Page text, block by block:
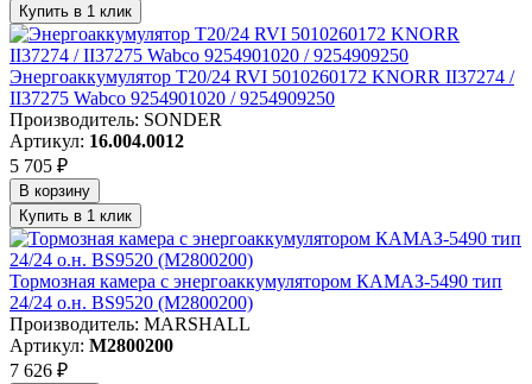
Купить в 1 клик
Энергоаккумулятор T20/24 RVI 5010260172 KNORR II37274 /
II37275 Wabco 9254901020 / 9254909250
Производитель: SONDER
Артикул: 16.004.0012
5 705 ₽
В корзину
Купить в 1 клик
Тормозная камера с энергоаккумулятором КАМАЗ-5490 тип
24/24 о.н. BS9520 (M2800200)
Производитель: MARSHALL
Артикул: M2800200
7 626 ₽